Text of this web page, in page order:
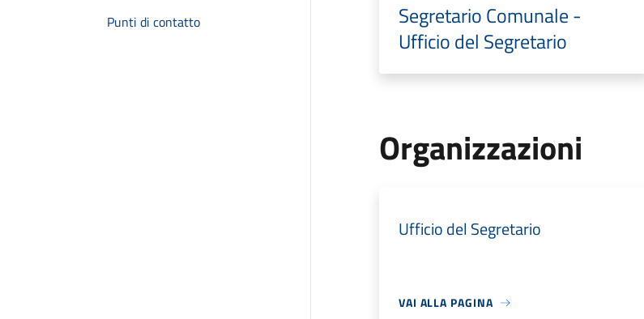
Punti di contatto
Segretario Comunale -
Ufficio del Segretario
Organizzazioni
Ufficio del Segretario
VAI ALLA PAGINA